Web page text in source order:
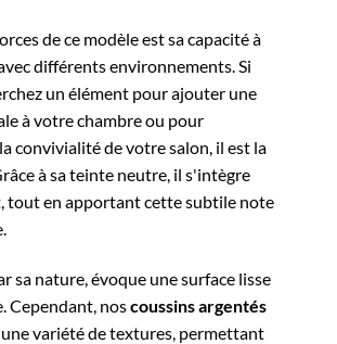
de ce modèle est sa capacité à
différents environnements. Si
un élément pour ajouter une
à votre chambre ou pour
convivialité de votre salon, il est la
à sa teinte neutre, il s'intègre
tout en apportant cette subtile note
sa nature, évoque une surface lisse
Cependant, noscoussins argentés
variété de textures, permettant